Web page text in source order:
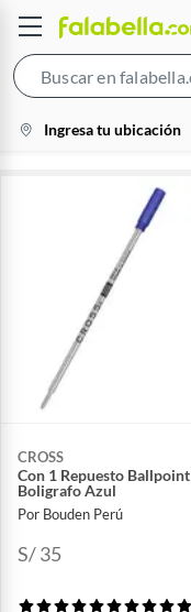
location-
icon
Ingresa tu ubicación
CROSS
Con 1 Repuesto Ballpoint
Boligrafo Azul
Por Bouden Perú
S/ 35